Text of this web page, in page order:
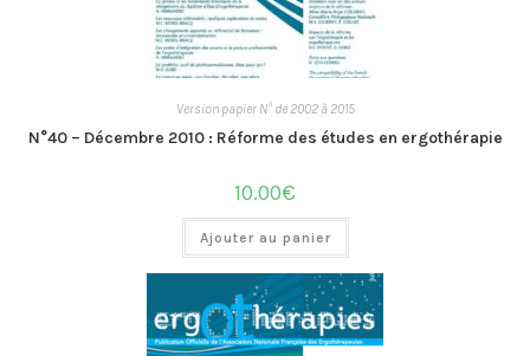
Version papier N° de 2002 à 2015
N°40 – Décembre 2010 : Réforme des études en ergothérapie
10.00€
Ajouter au panier